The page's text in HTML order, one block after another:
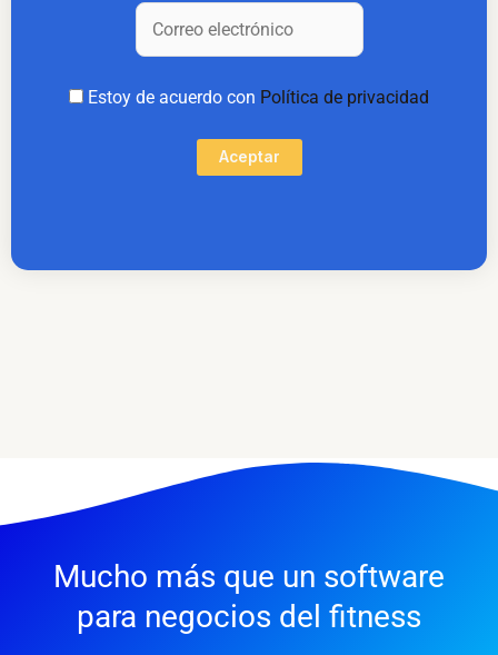
Estoy de acuerdo con Política de privacidad
Aceptar
Mucho más que un software
para negocios del fitness